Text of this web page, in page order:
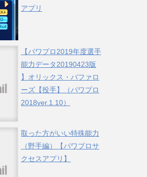
アプリ
【パワプロ2019年度選手
能力データ20190423版
】オリックス・バファロ
ーズ【投手】（パワプロ
2018ver.1.10）
取った方がいい特殊能力
（野手編）【パワプロサ
クセスアプリ】